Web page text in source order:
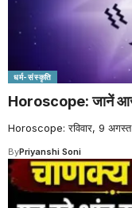
धर्म-संस्कृति
Horoscope: जानें
Horoscope: रविवार, 9 अगस्त
ByPriyanshi Soni